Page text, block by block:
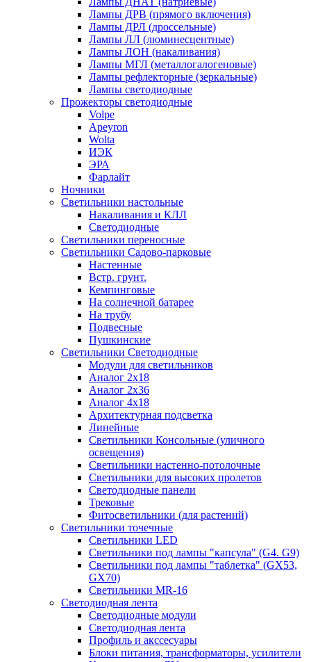
Лампы ДРВ (прямого включения)
Лампы ДРЛ (дроссельные)
Лампы ЛЛ (люминесцентные)
Лампы ЛОН (накаливания)
Лампы МГЛ (металлогалогеновые)
Лампы рефлекторные (зеркальные)
Лампы светодиодные
Прожекторы светодиодные
Volpe
Apeyron
Wolta
ИЭК
ЭРА
Фарлайт
Ночники
Светильники настольные
Накаливания и КЛЛ
Светодиодные
Светильники переносные
Светильники Садово-парковые
Настенные
Встр. грунт.
Кемпинговые
На солнечной батарее
На трубу
Подвесные
Пушкинские
Светильники Светодиодные
Модули для светильников
Аналог 2х18
Аналог 2х36
Аналог 4х18
Архитектурная подсветка
Линейные
Светильники Консольные (уличного
освещения)
Светильники настенно-потолочные
Светильники для высоких пролетов
Светодиодные панели
Трековые
Фитосветильники (для растений)
Светильники точечные
Светильники LED
Светильники под лампы "капсула" (G4. G9)
Светильники под лампы "таблетка" (GX53,
GX70)
Светильники MR-16
Светодиодная лента
Светодиодные модули
Светодиодная лента
Профиль и акссесуары
Блоки питания, трансформаторы, усилители